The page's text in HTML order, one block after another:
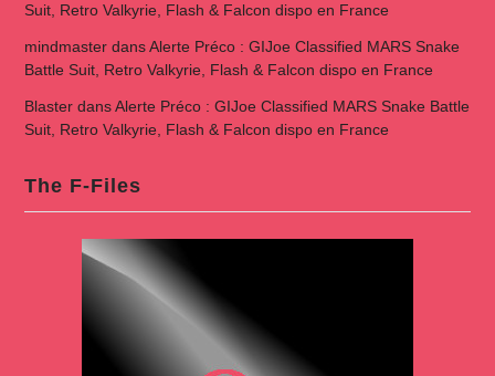
Suit, Retro Valkyrie, Flash & Falcon dispo en France
mindmasterdansAlerte Préco : GIJoe Classified MARS Snake
Battle Suit, Retro Valkyrie, Flash & Falcon dispo en France
BlasterdansAlerte Préco : GIJoe Classified MARS Snake Battle
Suit, Retro Valkyrie, Flash & Falcon dispo en France
The F-Files